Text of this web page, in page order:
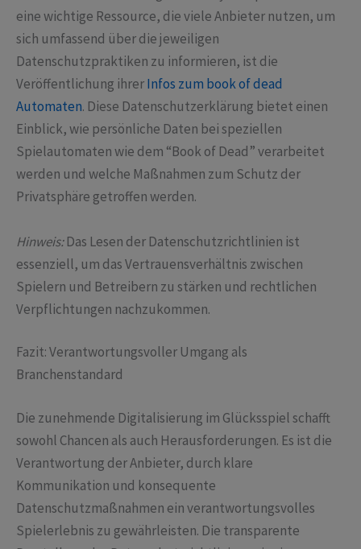
eine wichtige Ressource, die viele Anbieter nutzen, um
sich umfassend über die jeweiligen
Datenschutzpraktiken zu informieren, ist die
Veröffentlichung ihrerInfos zum book of dead
Automaten. Diese Datenschutzerklärung bietet einen
Einblick, wie persönliche Daten bei speziellen
Spielautomaten wie dem “Book of Dead” verarbeitet
werden und welche Maßnahmen zum Schutz der
Privatsphäre getroffen werden.
Hinweis:Das Lesen der Datenschutzrichtlinien ist
essenziell, um das Vertrauensverhältnis zwischen
Spielern und Betreibern zu stärken und rechtlichen
Verpflichtungen nachzukommen.
Fazit: Verantwortungsvoller Umgang als
Branchenstandard
Die zunehmende Digitalisierung im Glücksspiel schafft
sowohl Chancen als auch Herausforderungen. Es ist die
Verantwortung der Anbieter, durch klare
Kommunikation und konsequente
Datenschutzmaßnahmen ein verantwortungsvolles
Spielerlebnis zu gewährleisten. Die transparente